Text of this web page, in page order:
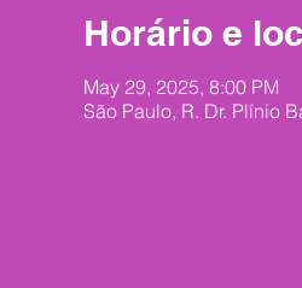
Horário e
May 29, 2025, 8:00 PM
São Paulo, R. Dr. Plínio